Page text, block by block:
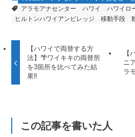
アラモアナセンター
ハワイ ハワイロ
ヒルトンハワイアンビレッジ
移動手段
【ハワイで両替する方
法】🌴ワイキキの両替所
を3箇所を比べてみた結
果‼️
【
ニ
ラ
この記事を書いた人